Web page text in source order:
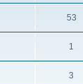
53
1
3